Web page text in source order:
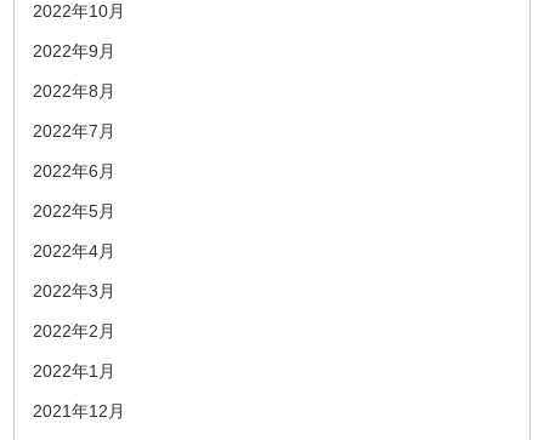
2022年10月
2022年9月
2022年8月
2022年7月
2022年6月
2022年5月
2022年4月
2022年3月
2022年2月
2022年1月
2021年12月